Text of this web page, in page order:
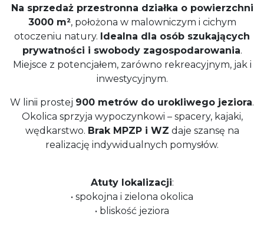
Na sprzedaż przestronna działka o powierzchni
3000 m², położona w malowniczym i cichym
otoczeniu natury. Idealna dla osób szukających
prywatności i swobody zagospodarowania.
Miejsce z potencjałem, zarówno rekreacyjnym, jak i
inwestycyjnym.
W linii prostej 900 metrów do urokliwego jeziora.
Okolica sprzyja wypoczynkowi – spacery, kajaki,
wędkarstwo. Brak MPZP i WZ daje szansę na
realizację indywidualnych pomysłów.
Atuty lokalizacji:
• spokojna i zielona okolica
• bliskość jeziora